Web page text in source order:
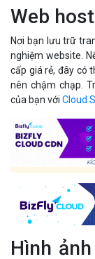
Web host
Nơi bạn lưu trữ
nghiệm website.
cấp giá rẻ, đây có
nên chậm chạp.
của bạn với Cloud
Hình